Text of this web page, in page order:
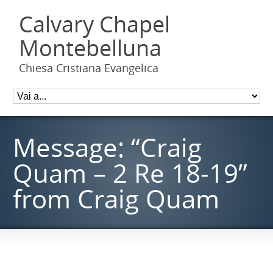
Calvary Chapel
Montebelluna
Chiesa Cristiana Evangelica
Message: “Craig
Quam – 2 Re 18-19”
from Craig Quam